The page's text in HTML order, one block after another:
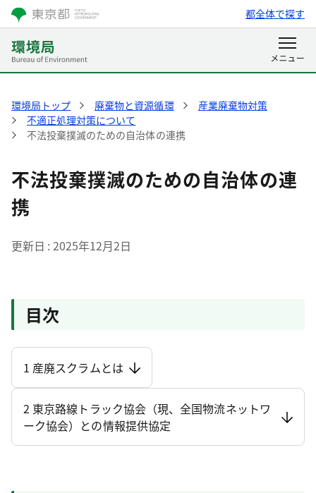
都全体で探す
環境局トップ 廃棄物と資源循環
産業廃棄物対策
不適正処理対策について
不法投棄撲滅のための自治体の連携
不法投棄撲滅のための自治体の連
携
更新日 2025年12月2日
目次
1 産廃スクラムとは
2 東京路線トラック協会（現、全国物流ネットワ
ーク協会）との情報提供協定